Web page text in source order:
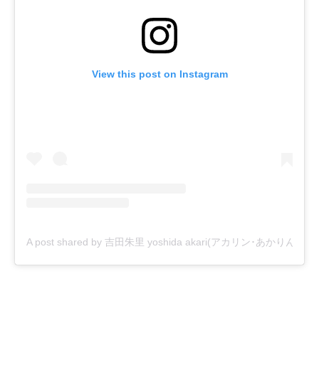
View this post on Instagram
A post shared by 吉田朱里 yoshida akari(アカリン･あかりん)